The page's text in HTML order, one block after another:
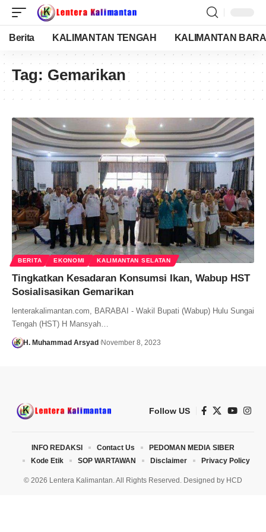
Berita KALIMANTAN TENGAH KALIMANTAN
Tag: Gemarikan
BERITA EKONOMI KALIMANTAN SELATAN
Tingkatkan Kesadaran Konsumsi Ikan, Wabup HST
Sosialisasikan Gemarikan
lenterakalimantan.com, BARABAI - Wakil Bupati (Wabup) Hulu Sungai
Tengah (HST) H Mansyah…
H. Muhammad Arsyad November 8, 2023
Follow US
© 2026 Lentera Kalimantan. All Rights Reserved. Designed by HCD
INFO REDAKSI Contact Us
PEDOMAN MEDIA SIBER
Kode Etik
SOP WARTAWAN Disclaimer Privacy Policy